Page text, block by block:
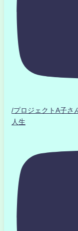
/プロジェクトA子
人生